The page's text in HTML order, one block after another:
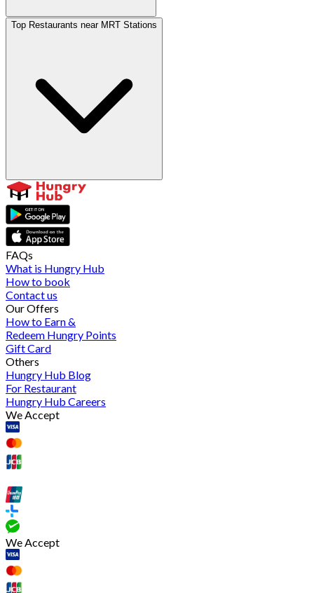
Top Restaurants near MRT Stations
FAQs
What is Hungry Hub
How to book
Contact us
Our Offers
How to Earn &
Redeem Hungry Points
Gift Card
Others
Hungry Hub Blog
For Restaurant
Hungry Hub Careers
We Accept
We Accept